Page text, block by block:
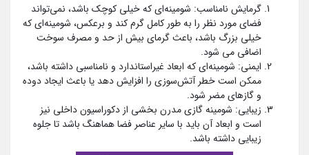
گرمایش نامناسب: شومینه‌ای که خیلی کوچک باشد، نمی‌تواند
فضای مورد نظر را به طور کامل گرم کند و برعکس، شومینه‌ای که
خیلی بزرگ باشد، باعث گرمای بیش از حد و مصرف سوخت
اضافی می شود.
ایمنی: شومینه‌ای که ابعاد غیر‌استاندارد و نامناسبی داشته باشد،
ممکن است خطر آتش‌سوزی را افزایش دهد یا باعث ایجاد دوده
و گازهای مضر شود.
زیبایی: شومینه گازی مدرن بخشی از دکوراسیون داخلی نیز
است و ابعاد آن باید با سایر عناصر فضا هماهنگ باشد تا جلوه
زیبایی داشته باشد.